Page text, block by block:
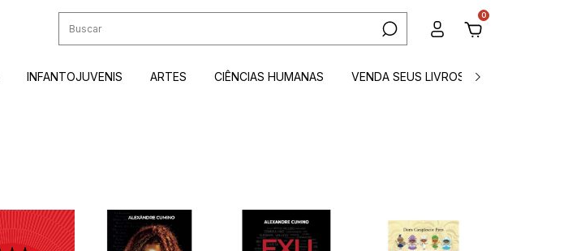
0
INFANTOJUVENIS ARTES CIÊNCIAS HUMANAS VENDA SEUS LIVROS